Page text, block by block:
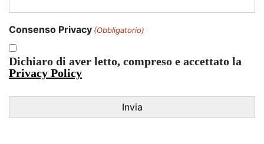
Consenso Privacy (Obbligatorio)
Dichiaro di aver letto, compreso e accettato la
Privacy Policy